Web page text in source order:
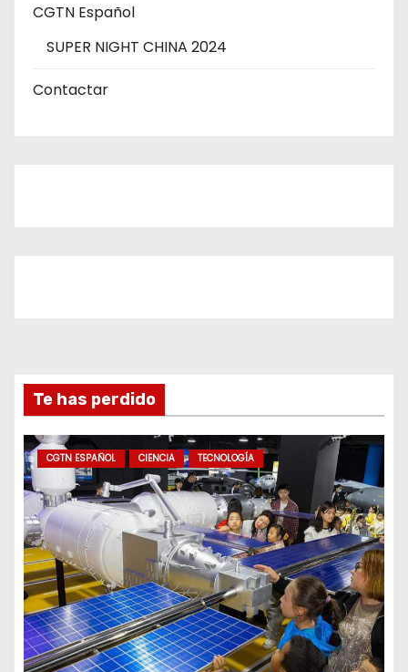
CGTN Español
SUPER NIGHT CHINA 2024
Contactar
Te has perdido
CGTN ESPAÑOL CIENCIA TECNOLOGÍA